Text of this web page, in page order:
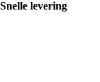
Snelle levering